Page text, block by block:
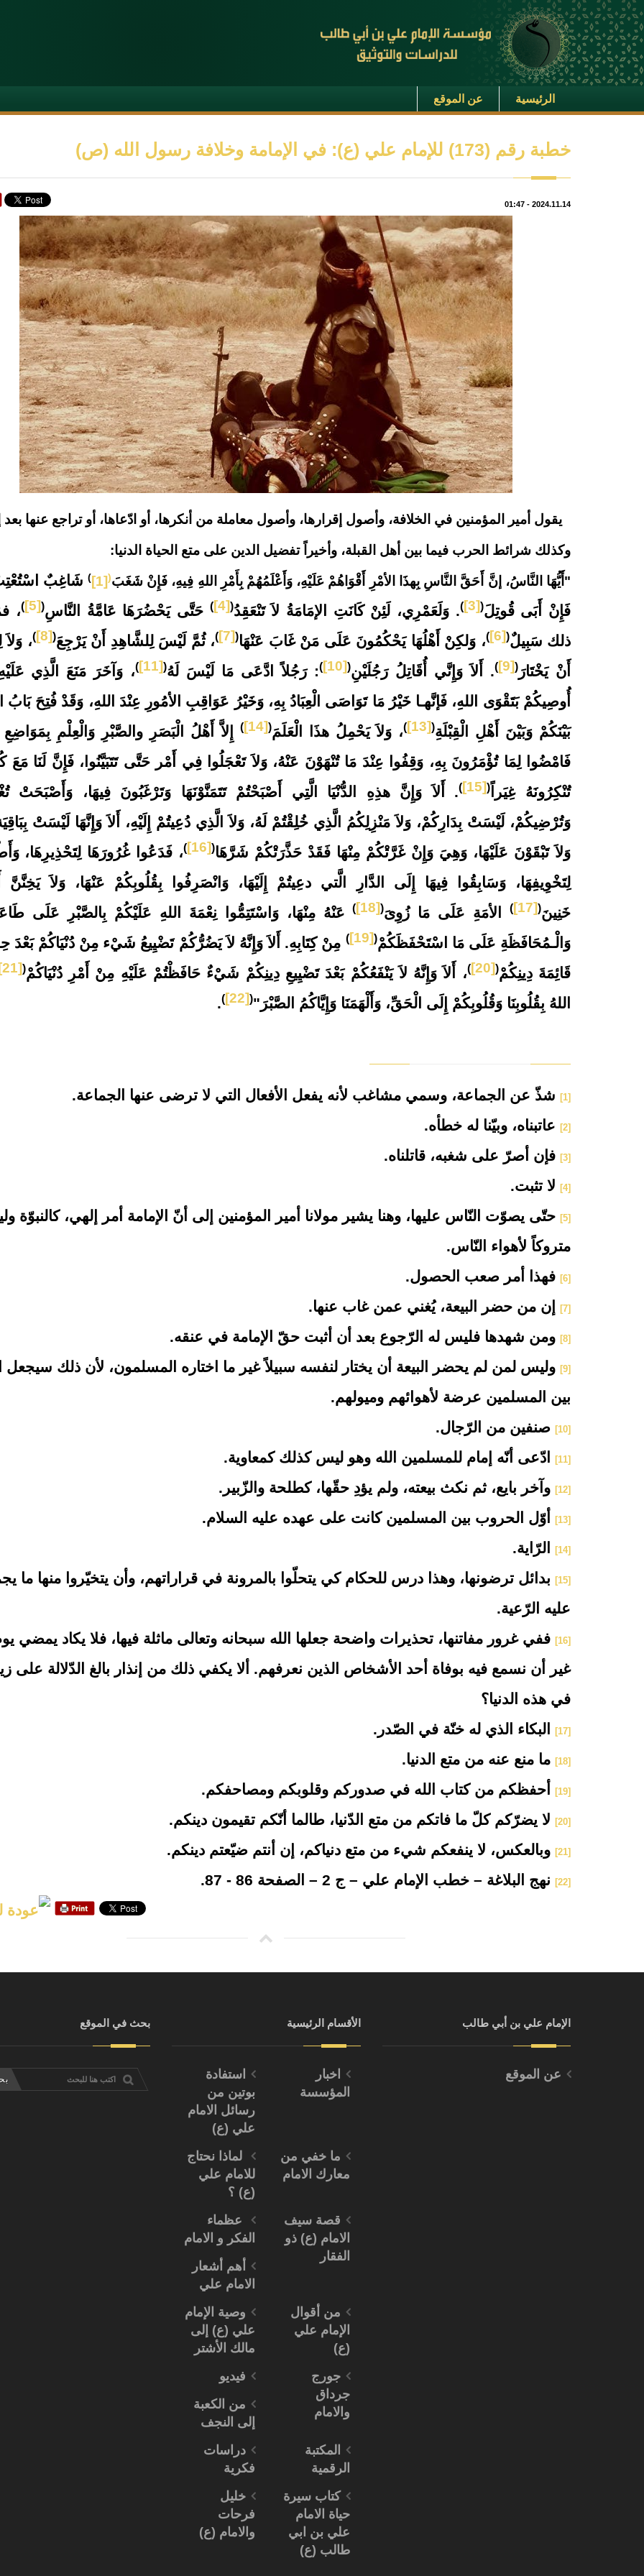
الرئيسية عن الموقع
خطبة رقم (173) للإمام علي (ع): في الإمامة وخلافة رسول الله (ص)
2024.11.14
-
01:47
يقول أمير المؤمنين في الخلافة، وأصول إقرارها، وأصول معاملة من أنكرها، أو ادّعاها، أو تراجع عنها بعد
وكذلك شرائط الحرب فيما بين أهل القبلة، وأخيراً تفضيل الدين على متع الحياة الدنيا:
"أَيُّهَا النَّاسُ، إنَّ أَحَقَّ النَّاسِ بِهذَا الأمْرِ أَقْوَاهُمْ عَلَيْهِ، وَأَعْلَمُهُمْ بِأَمْرِ اللهِ فِيهِ، فَإِنْ شَغَبَ(
[1]
) شَاغِبٌ
فَإِنْ أَبَى قُوتِلَ(
[3]
). وَلَعَمْرِي، لَئِنْ كَانَتِ الإمَامَةُ لاَ تَنْعَقِدُ(
[4]
) حَتَّى يَحْضُرَهَا عَامَّةُ النَّاسِ(
[5]
)،
ذلك سَبِيلٌ(
[6]
)، وَلكِنْ أَهْلُهَا يَحْكُمُونَ عَلَى مَنْ غَابَ عَنْهَا(
[7]
)، ثُمَّ لَيْسَ لِلشَّاهِدِ أَنْ يَرْجِعَ(
[8]
)، وَلاَ
أَنْ يَخْتَارَ (
[9]
). أَلاَ وَإِنَّي أُقَاتِلُ رَجُلَيْنِ(
[10]
): رَجُلاً ادَّعَى مَا لَيْسَ لَهُ(
[11]
)، وَآخَرَ مَنَعَ الَّذِي
أُوصِيكُمْ بَتَقْوَى اللهِ، فَإنَّهـا خَيْرُ مَا تَوَاصَى الْعِبَادُ بِهِ، وَخَيْرُ عَوَاقِبِ الأمُورِ عِنْدَ اللهِ، وَقَدْ فُتِحَ
بَيْنَكُمْ وَبَيْنَ أَهْلِ الْقِبْلَةِ(
[13]
)، وَلاَ يَحْمِلُ هذَا الْعَلَمَ(
[14]
)
إِلاَّ أَهْلُ الْبَصَرِ والصَّبْرِ وَالْعِلْمِ
فَامْضُوا لِمَا تُؤْمَرُونَ بِهِ، وَقِفُوا عِنْدَ مَا تُنْهَوْنَ عَنْهُ، وَلاَ تَعْجَلُوا فِي أَمْر حَتَّى تَتَبَيَّنُوا، فَإِنَّ لَنَا مَعَ
تُنْكِرُونَهُ غِيَراً
(
[15]
). أَلاَ وَإِنَّ هذِهِ الدُّنْيَا الَّتِي أَصْبَحْتُمْ تَتَمَنَّوْنَهَا وَتَرْغَبُونَ فِيهَا، وَأَصْبَحَتْ
وَتُرْضِيكُمْ، لَيْسَتْ بِدَارِكُمْ، وَلاَ مَنْزِلِكُمُ الَّذِي خُلِقْتُمْ لَهُ، وَلاَ الَّذِي دُعِيتُمْ إِلَيْهِ، أَلاَ وَإِنَّهَا لَيْسَتْ
وَلاَ تَبْقَوْنَ عَلَيْهَا، وَهِيَ وَإِنْ غَرَّتْكُمْ مِنْهَا فَقَدْ حَذَّرَتْكُمْ شَرَّهَا(
[16]
)، فَدَعُوا غُرُورَهَا لِتَحْذِيرِهَا،
لِتَخْوِيفِهَا، وَسَابِقُوا فِيهَا إِلَى الدَّارِ الَّتي دعِيتُمْ إِلَيْهَا، وَانْصَرِفُوا بِقُلُوبِكُمْ عَنْهَا، وَلاَ
خَنِينَ(
[17]
)الأمَةِ عَلَى مَا زُوِىَ(
[18]
)عَنْهُ مِنْهَا، وَاسْتَتِمُّوا نِعْمَةَ اللهِ عَلَيْكُمْ بِالصَّبْرِ عَلَى
وَالْـمُحَافَظَةِ عَلَى مَا اسْتَحْفَظَكُمْ(
[19]
) مِنْ كِتَابِهِ. أَلاَ وَإِنَّهُ لاَ يَضُرُّكُمْ تَضْيِيعُ شَيْء مِنْ دُنْيَاكُمْ
قَائِمَةَ دِينِكُمْ(
[20]
)، أَلاَ وَإِنَّهُ لاَ يَنْفَعُكُمْ بَعْدَ تَضْيِيعِ دِينِكُمْ شَيْءٌ حَافَظْتُمْ عَلَيْهِ مِنْ أَمْرِ دُنْيَاكُمْ(
اللهُ بِقُلُوبِنَا وَقُلُوبِكُمْ إِلَى الْحَقِّ، وَأَلْهَمَنَا وَإِيَّاكُمُ الصَّبْرَ "
(
[22]
)
.
[1] شذّ عن الجماعة، وسمي مشاغب لأنه يفعل الأفعال التي لا ترضى عنها الجماعة.
[2] عاتبناه، وبيّنا له خطأه.
[3] فإن أصرّ على شغبه، قاتلناه.
[4] لا تثبت.
[5] حتّى يصوّت النّاس عليها، وهنا يشير مولانا أمير المؤمنين إلى أنّ الإمامة أمر إلهي، كالنبوّة
متروكاً لأهواء النّاس.
[6] فهذا أمر صعب الحصول.
[7] إن من حضر البيعة، يُغني عمن غاب عنها.
[8] ومن شهدها فليس له الرّجوع بعد أن أثبت حقّ الإمامة في عنقه.
[9] وليس لمن لم يحضر البيعة أن يختار لنفسه سبيلاً غير ما اختاره المسلمون، لأن ذلك سيجعل
بين المسلمين عرضة لأهوائهم وميولهم.
[10] صنفين من الرّجال.
[11] ادّعى أنّه إمام للمسلمين الله وهو ليس كذلك كمعاوية.
[12] وآخر بايع، ثم نكث بيعته، ولم يؤدِ حقّها، كطلحة والزّبير.
[13] أوّل الحروب بين المسلمين كانت على عهده عليه السلام.
[14] الرّاية.
[15] بدائل ترضونها، وهذا درس للحكام كي يتحلّوا بالمرونة في قراراتهم، وأن يتخيّروا منها ما
عليه الرّعية.
[16] ففي غرور مفاتنها، تحذيرات واضحة جعلها الله سبحانه وتعالى ماثلة فيها، فلا يكاد يمضي
غير أن نسمع فيه بوفاة أحد الأشخاص الذين نعرفهم. ألا يكفي ذلك من إنذار بالغ الدّلالة على
في هذه الدنيا؟
[17] البكاء الذي له خنّة في الصّدر.
[18] ما منع عنه من متع الدنيا.
[19] أحفظكم من كتاب الله في صدوركم وقلوبكم ومصاحفكم.
[20] لا يضرّكم كلّ ما فاتكم من متع الدّنيا، طالما أنّكم تقيمون دينكم.
[21] وبالعكس، لا ينفعكم شيء من متع دنياكم، إن أنتم ضيّعتم دينكم.
[22] نهج البلاغة – خطب الإمام علي – ج 2 – الصفحة 86 - 87.
الإمام علي بن أبي طالب
عن الموقع
الأقسام الرئيسية
اخبار
المؤسسة
استفادة
بوتين من
رسائل الامام
علي (ع)
ما خفي من
معارك الامام
لماذا نحتاج
للامام علي
(ع) ؟
قصة سيف
الامام (ع) ذو
الفقار
عظماء
الفكر و الامام
أهم أشعار
الامام علي
من أقوال
الإمام علي
(ع)
وصية الإمام
علي (ع) إلى
مالك الأشتر
جورج
جرداق
والامام
فيديو
من الكعبة
إلى النجف
المكتبة
الرقمية
دراسات
فكرية
كتاب سيرة
حياة الامام
علي بن ابي
طالب (ع)
خليل
فرحات
والامام (ع)
بحث في الموقع